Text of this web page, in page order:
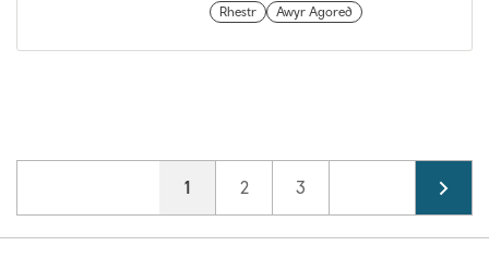
Rhestr
Awyr Agored
Current page
1 Page
2 Page
3